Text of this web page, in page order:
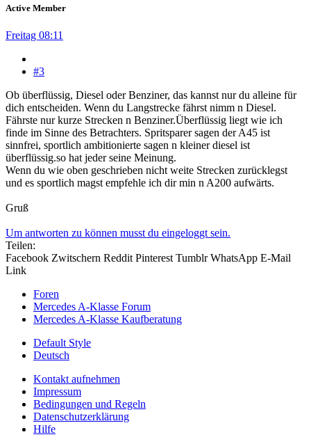
Active Member
Freitag 08:11
#3
Ob überflüssig, Diesel oder Benziner, das kannst nur du alleine für
dich entscheiden. Wenn du Langstrecke fährst nimm n Diesel.
Fährste nur kurze Strecken n Benziner.Überflüssig liegt wie ich
finde im Sinne des Betrachters. Spritsparer sagen der A45 ist
sinnfrei, sportlich ambitionierte sagen n kleiner diesel ist
überflüssig.so hat jeder seine Meinung.
Wenn du wie oben geschrieben nicht weite Strecken zurücklegst
und es sportlich magst empfehle ich dir min n A200 aufwärts.
Gruß
Um antworten zu können musst du eingeloggt sein.
Teilen:
Facebook Zwitschern Reddit Pinterest Tumblr WhatsApp E-Mail
Link
Foren
Mercedes A-Klasse Forum
Mercedes A-Klasse Kaufberatung
Default Style
Deutsch
Kontakt aufnehmen
Impressum
Bedingungen und Regeln
Datenschutzerklärung
Hilfe